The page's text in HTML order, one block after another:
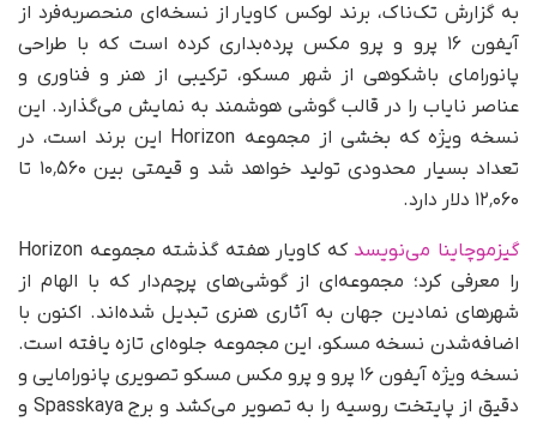
به گزارش تک‌ناک، برند لوکس کاویار از نسخه‌ای منحصربه‌فرد از
آیفون ۱۶ پرو و پرو مکس پرده‌بداری کرده است که با طراحی
پانورامای باشکوهی از شهر مسکو، ترکیبی از هنر و فناوری و
عناصر نایاب را در قالب گوشی هوشمند به نمایش می‌گذارد. این
نسخه ویژه که بخشی از مجموعه Horizon این برند است، در
تعداد بسیار محدودی تولید خواهد شد و قیمتی بین ۱۰٬۵۶۰ تا
۱۲٬۰۶۰ دلار دارد.
گیزموچاینا می‌نویسد
که کاویار هفته گذشته مجموعه Horizon
را معرفی کرد؛ مجموعه‌ای از گوشی‌های پرچم‌دار که با الهام از
شهرهای نمادین جهان به آثاری هنری تبدیل شده‌اند. اکنون با
اضافه‌شدن نسخه مسکو، این مجموعه جلوه‌ای تازه یافته است.
نسخه ویژه آیفون ۱۶ پرو و پرو مکس مسکو تصویری پانورامایی و
دقیق از پایتخت روسیه را به تصویر می‌کشد و برج Spasskaya و